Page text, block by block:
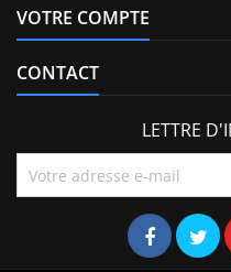
VOTRE COMPTE
CONTACT
LETTRE